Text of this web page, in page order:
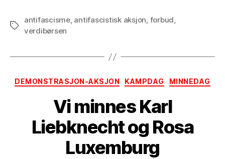
Tags
antifascisme, antifascistisk aksjon, forbud,
verdibørsen
Categories
DEMONSTRASJON-AKSJON KAMPDAG MINNEDAG
Vi minnes Karl
Liebknecht og Rosa
Luxemburg